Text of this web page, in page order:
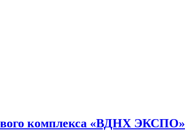
комплекса «ВДНХ ЭКСПО»